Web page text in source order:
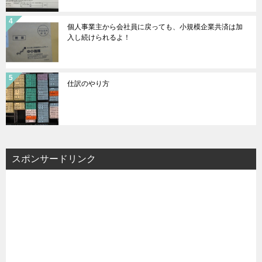
個人事業主から会社員に戻っても、小規模企業共済は加
入し続けられるよ！
仕訳のやり方
スポンサードリンク